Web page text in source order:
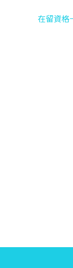
在留資格